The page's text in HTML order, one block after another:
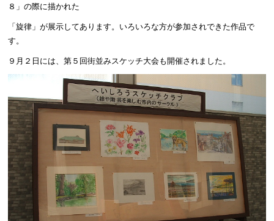
８」の際に描かれた
「旋律」が展示してあります。いろいろな方が参加されできた作品で
す。
９月２日には、第５回街並みスケッチ大会も開催されました。